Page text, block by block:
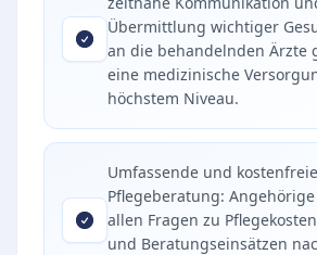
Übermittlung wichtiger
an die behandelnden Ärzte
eine medizinische
höchstem Niveau.
Umfassende und kostenfreie
Pflegeberatung:
allen Fragen zu
und Beratungseinsätzen